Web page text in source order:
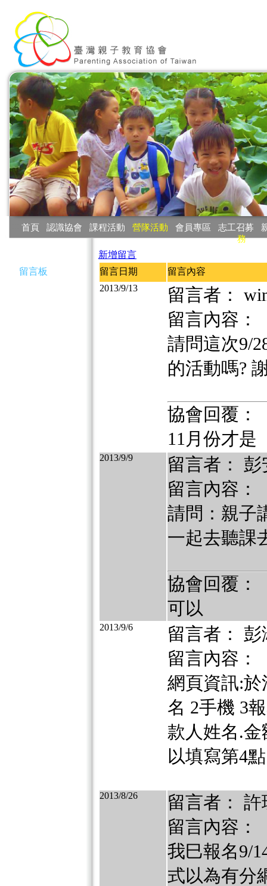
首頁 認識協會 課程活動 營隊活動 會員專區 志工召募
務
留言板
新增留言
留言日期
留言內容
2013/9/13
留言者：
留言內容：
請問這次9/
的活動嗎?
協會回覆：
11月份才是
2013/9/9
留言者： 彭
留言內容：
請問：親子
一起去聽課
協會回覆：
可以
2013/9/6
留言者： 彭
留言內容：
網頁資訊:
名 2手機 3
款人姓名.
以填寫第4
2013/8/26
留言者： 許
留言內容：
我巳報名9/
式以為有分